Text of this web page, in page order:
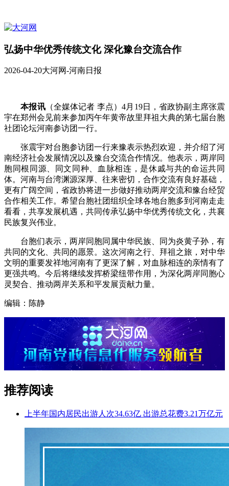
弘扬中华优秀传统文化 深化豫台交流合作
2026-04-20大河网-河南日报
本报讯（全媒体记者 李点）4月19日，省政协副主席张震
宇在郑州会见前来参加丙午年黄帝故里拜祖大典的第七届台胞
社团论坛河南参访团一行。
张震宇对台胞参访团一行来豫表示热烈欢迎，并介绍了河
南经济社会发展情况以及豫台交流合作情况。他表示，两岸同
胞同根同源、同文同种、血脉相连，是休戚与共的命运共同
体。河南与台湾渊源深厚、往来密切，合作交流有良好基础，
更有广阔空间，省政协将进一步做好推动两岸交流和豫台经贸
合作相关工作。希望台胞社团组织全球各地台胞多到河南走走
看看，共享发展机遇，共同传承弘扬中华优秀传统文化，共襄
民族复兴伟业。
台胞们表示，两岸同胞同属中华民族、同为炎黄子孙，有
共同的文化、共同的愿景。这次河南之行、拜祖之旅，对中华
文明的重要发祥地河南有了更深了解，对血脉相连的亲情有了
更强共鸣。今后将继续发挥桥梁纽带作用，为深化两岸同胞心
灵契合、推动两岸关系和平发展贡献力量。
编辑：陈静
推荐阅读
上半年国内居民出游人次34.63亿 出游总花费3.21万亿元